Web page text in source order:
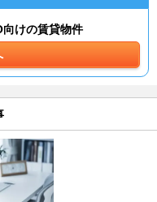
けの賃貸物件